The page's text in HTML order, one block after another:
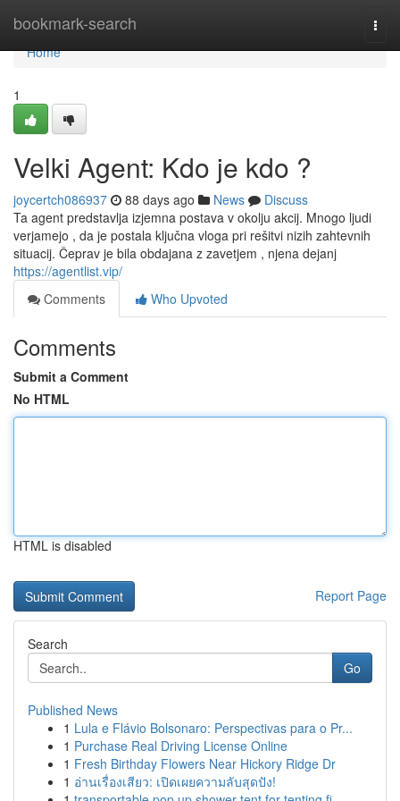
bookmark-search
Home
Home
1
Velki Agent: Kdo je kdo ?
joycertch086937 88 days ago News
Discuss
Ta agent predstavlja izjemna postava v okolju akcij. Mnogo ljudi
verjamejo , da je postala ključna vloga pri rešitvi nizih zahtevnih
situacij. Čeprav je bila obdajana z zavetjem , njena dejanj
https://agentlist.vip/
Comments
Who Upvoted
Comments
Submit a Comment
No HTML
HTML is disabled
Report Page
Search
Go
Published News
1 Lula e Flávio Bolsonaro: Perspectivas para o Pr...
1 Purchase Real Driving License Online
1 Fresh Birthday Flowers Near Hickory Ridge Dr
1 อ่านเรื่องเสียว: เปิดเผยความลับสุดปัง!